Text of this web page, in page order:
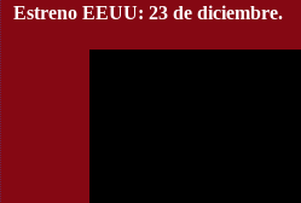
Estreno EEUU: 23 de diciembre.